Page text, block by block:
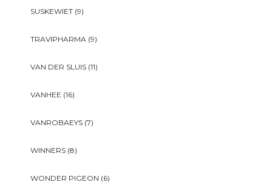
SUSKEWIET (9)
TRAVIPHARMA (9)
VAN DER SLUIS (11)
VANHEE (16)
VANROBAEYS (7)
WINNERS (8)
WONDER PIGEON (6)